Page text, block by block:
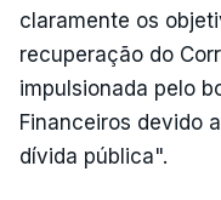
claramente os
recuperação do
impulsionada pelo
Financeiros devido
dívida pública".